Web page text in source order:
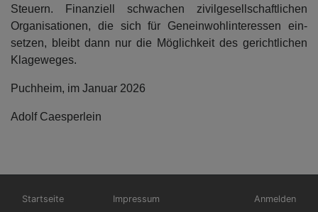
Steuern. Finanziell schwachen zivilgesellschaftlichen
Organisationen, die sich für Geneinwohlinteressen ein­
setzen, bleibt dann nur die Möglichkeit des gerichtlichen
Klageweges.
Puchheim, im Januar 2026
Adolf Caesperlein
Hauptnavigation
Startseite
Fußbereichsmenü
Impressum
Anmelden